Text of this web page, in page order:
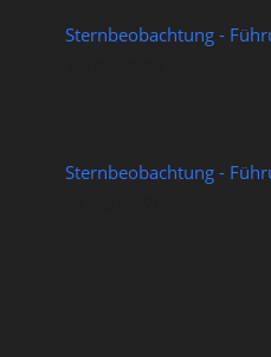
Sternbeobachtung -
Sternbeobachtung -